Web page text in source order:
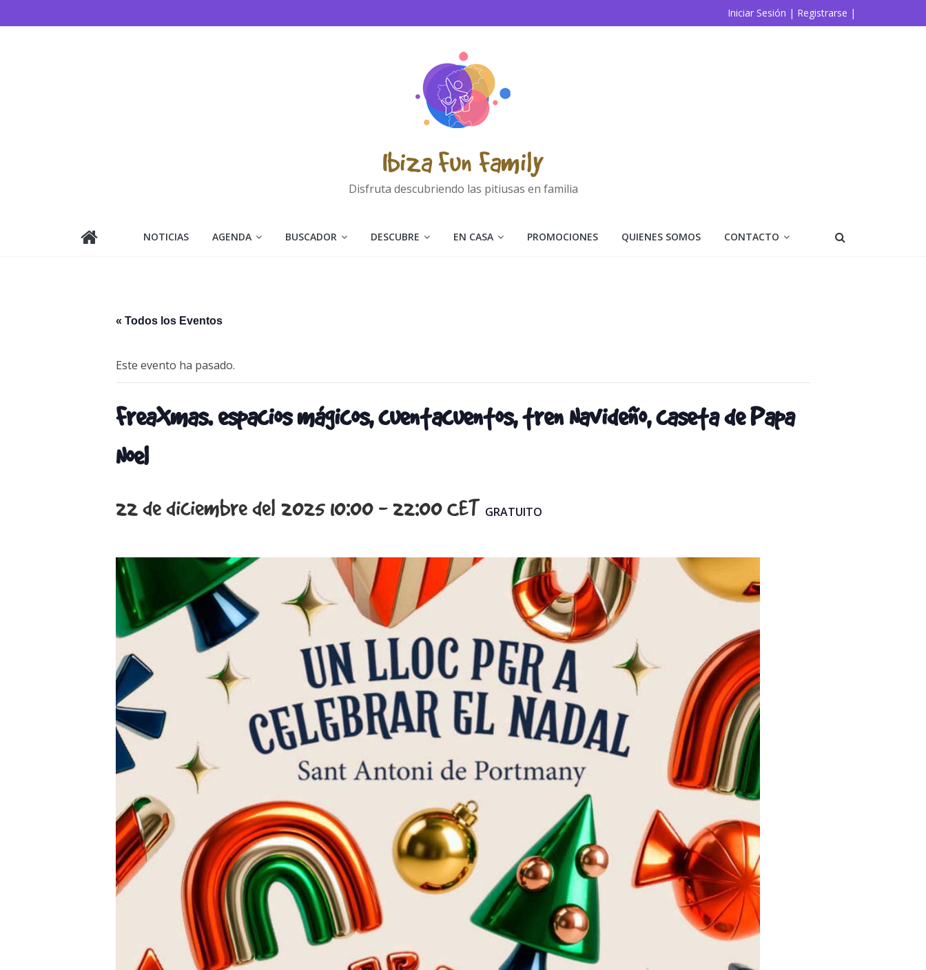
al
Iniciar Sesión | Registrarse |
Ibiza Fun Family
Disfruta descubriendo las pitiusas en familia
NOTICIAS AGENDA BUSCADOR DESCUBRE EN CASA PROMOCIONES QUIENES SOMOS CONTACTO
« Todos los Eventos
Este evento ha pasado.
FreaXmas. espacios mágicos, cuentacuentos, tren Navideño, caseta de Papa
Noel
22 de diciembre del 2025 10:00 -22:00CET GRATUITO